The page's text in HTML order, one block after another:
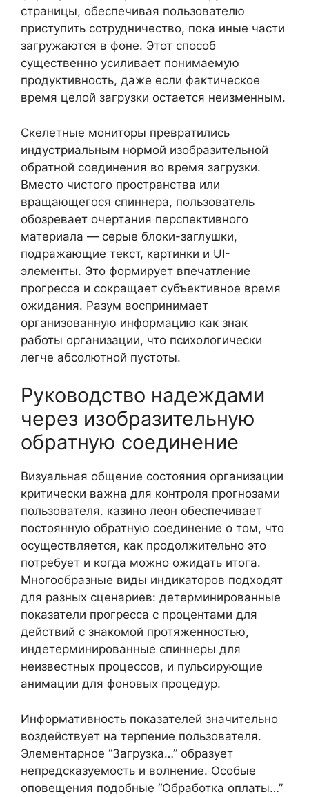
страницы, обеспечивая пользователю
приступить сотрудничество, пока иные части
загружаются в фоне. Этот способ
существенно усиливает понимаемую
продуктивность, даже если фактическое
время целой загрузки остается неизменным.
Скелетные мониторы превратились
индустриальным нормой изобразительной
обратной соединения во время загрузки.
Вместо чистого пространства или
вращающегося спиннера, пользователь
обозревает очертания перспективного
материала — серые блоки-заглушки,
подражающие текст, картинки и UI-
элементы. Это формирует впечатление
прогресса и сокращает субъективное время
ожидания. Разум воспринимает
организованную информацию как знак
работы организации, что психологически
легче абсолютной пустоты.
Руководство надеждами
через изобразительную
обратную соединение
Визуальная общение состояния организации
критически важна для контроля прогнозами
пользователя. казино леон обеспечивает
постоянную обратную соединение о том, что
осуществляется, как продолжительно это
потребует и когда можно ожидать итога.
Многообразные виды индикаторов подходят
для разных сценариев: детерминированные
показатели прогресса с процентами для
действий с знакомой протяженностью,
индетерминированные спиннеры для
неизвестных процессов, и пульсирующие
анимации для фоновых процедур.
Информативность показателей значительно
воздействует на терпение пользователя.
Элементарное “Загрузка…” образует
непредсказуемость и волнение. Особые
оповещения подобные “Обработка оплаты…”